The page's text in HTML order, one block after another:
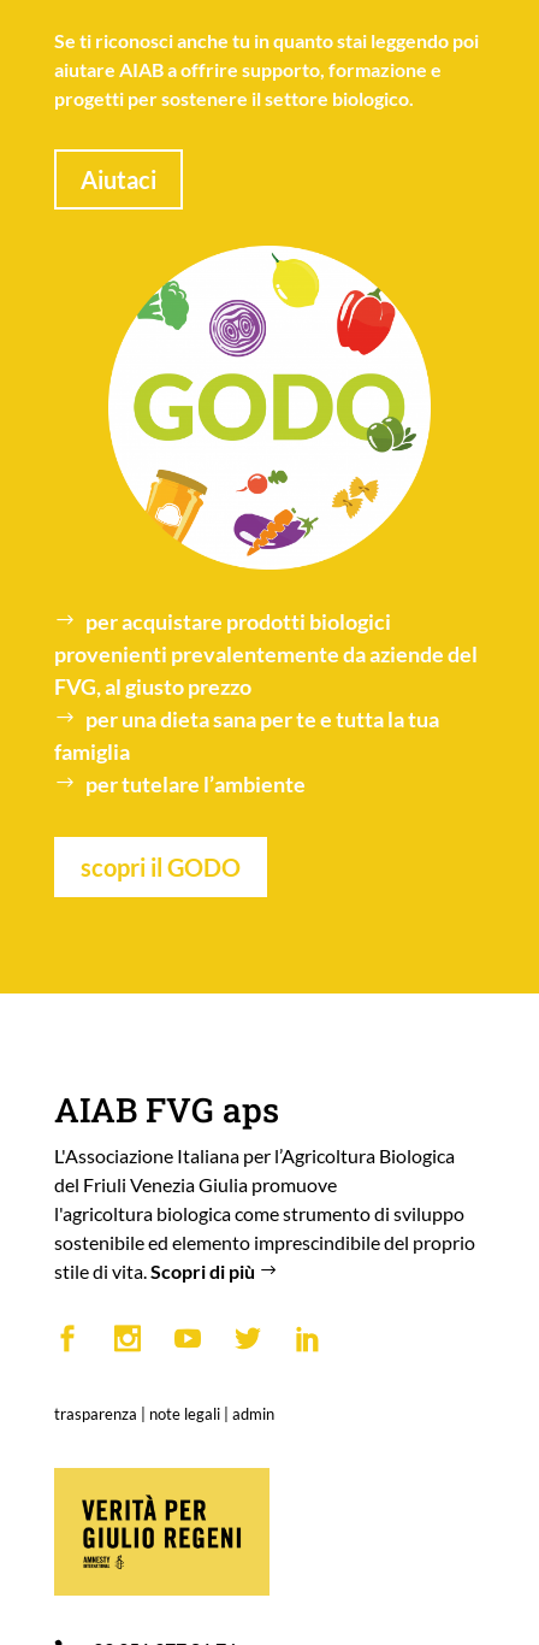
Se ti riconosci anche tu in quanto stai leggendo poi
aiutare AIAB a offrire supporto, formazione e
progetti per sostenere il settore biologico.
Aiutaci
per acquistare prodotti biologici
provenienti prevalentemente da aziende del
FVG, al giusto prezzo
per unadieta sanaper te e tutta la tua
famiglia
per tutelare l’ambiente
scopri il GODO
AIAB FVG aps
L'Associazione Italiana per l’Agricoltura Biologica
del Friuli Venezia Giulia promuove
l'agricoltura biologica come strumento di sviluppo
sostenibile ed elemento imprescindibile del proprio
stile di vita. Scopri di più
trasparenza note legali| admin